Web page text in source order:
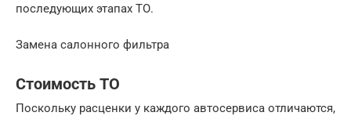
последующих этапах ТО.
Замена салонного фильтра
Стоимость ТО
Поскольку расценки у каждого автосервиса отличаются,